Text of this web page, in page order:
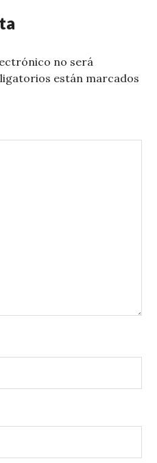
no será
están marcados